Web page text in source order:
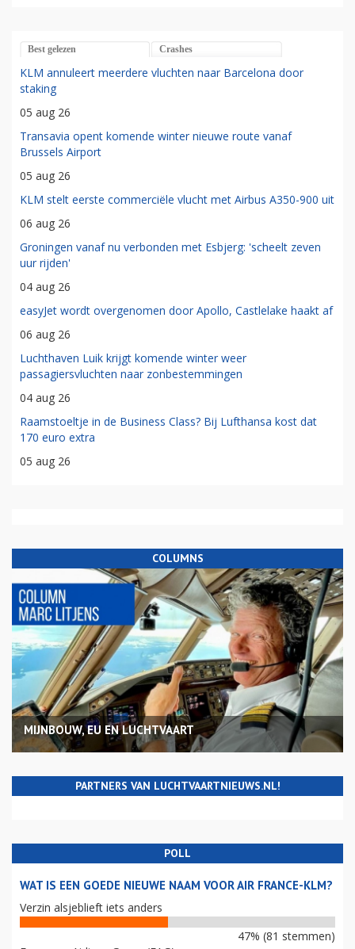
Best gelezen Crashes
KLM annuleert meerdere vluchten naar Barcelona door
staking
05 aug 26
Transavia opent komende winter nieuwe route vanaf
Brussels Airport
05 aug 26
KLM stelt eerste commerciële vlucht met Airbus A350-900 uit
06 aug 26
Groningen vanaf nu verbonden met Esbjerg: 'scheelt zeven
uur rijden'
04 aug 26
easyJet wordt overgenomen door Apollo, Castlelake haakt af
06 aug 26
Luchthaven Luik krijgt komende winter weer
passagiersvluchten naar zonbestemmingen
04 aug 26
Raamstoeltje in de Business Class? Bij Lufthansa kost dat
170 euro extra
05 aug 26
COLUMNS
MIJNBOUW, EU EN LUCHTVAART
PARTNERS VAN LUCHTVAARTNIEUWS.NL!
POLL
WAT IS EEN GOEDE NIEUWE NAAM VOOR AIR FRANCE-KLM?
Verzin alsjeblieft iets anders
47% (81 stemmen)